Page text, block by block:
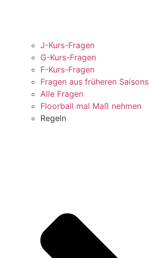
J-Kurs-Fragen
G-Kurs-Fragen
F-Kurs-Fragen
Fragen aus früheren Saisons
Alle Fragen
Floorball mal Maß nehmen
Regeln